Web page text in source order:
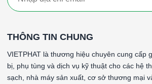
THÔNG TIN CHUNG
VIETPHAT là thương hiệu chuyên cung cấp
bị, phụ tùng và dịch vụ kỹ thuật cho các hệ
sạch, nhà máy sản xuất, cơ sở thương mại